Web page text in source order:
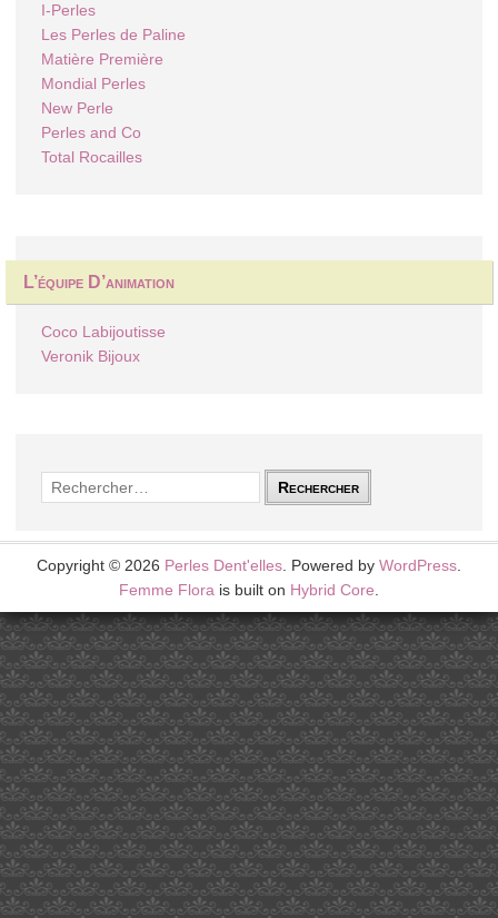
I-Perles
Les Perles de Paline
Matière Première
Mondial Perles
New Perle
Perles and Co
Total Rocailles
L’équipe D’animation
Coco Labijoutisse
Veronik Bijoux
Rechercher :
Copyright © 2026 Perles Dent'elles . Powered by WordPress
Femme Flora is built on Hybrid Core